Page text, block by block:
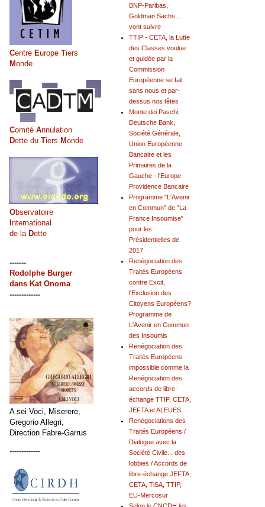
BNP-Paribas,
Goldman Sachs...
vont suivre
TTIP - CETA, la Lutte
des Classes voulue
et guidée par la
Commission
Européenne se fait
sans nous et par-
dessus nos têtes
Monte dei Paschi,
Deutsche Bank,
Société Générale,
Union Européenne
Bancaire et les
Primaires de la
Gauche - l'Europe
Providence Bancaire
Programme "L'Avenir
en Commun" de "La
France Insoumise"
pour les
Présidentielles de
2017
Renégociation des
Traités Européens
contre Excit,
l'Exclusion des
Citoyens Européens?
Programme de
L'Avenir en Commun
des Insoumis
Renégociation des
Traités Européens
impossible comme la
Renégociation des
accords de libre-
échange TTIP, CETA,
JEFTA et ALEUES
Renégociations des
Traités Européens /
Dialogue avec la
Société Civile... des
lobbies / Accords de
libre-échange JEFTA,
CETA, TiSA, TTIP,
EU-Mercosur
Centre Europe Tiers
Monde
Comité Annulation
Dette du Tiers Monde
Observatoire
International
de la Dette
-------
Rodolphe Burger
dans Kat Onoma
-------------
A sei Voci, Miserere,
Gregorio Allegri,
Direction Fabre-Garrus
-------------